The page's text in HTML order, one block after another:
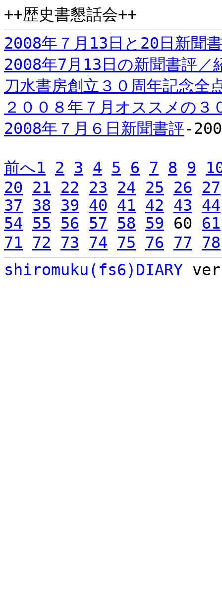
++歴史書懇話会++
2008年７月13日と20日新聞
2008年7月13日の新聞書評／
刀水書房創立３０周年記念全
２００８年７月オススメの３
2008年７月６日新聞書評-
前へ1 2 3 4 5 6 7 8 9
20
21 22 23 24 25 26
27
37
38 39 40 41 42 43
44
54
55 56 57 58 59 60 61
71
72 73 74 75 76 77
78
shiromuku(fs6)DIARY